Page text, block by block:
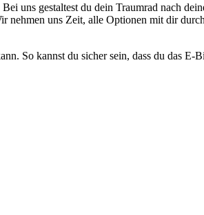
uns gestaltest du dein Traumrad nach
uns Zeit, alle Optionen mit dir
So kannst du sicher sein, dass du das